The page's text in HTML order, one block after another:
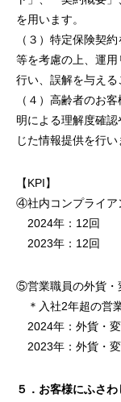
を用います。
（３）特定保険契
等を考慮の上、運
行い、誤解を与える
（４）高齢者のお
明による理解度確
じた情報提供を行い
【KPI】
④社内コンプライア
2024年：12回
2023年：12回
⑤営業職員の外貨・
＊入社2年超の営
2024年：外貨
2023年：外貨・
５．お客様にふさ